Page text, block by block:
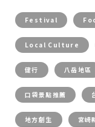
Festival
Local Culture
健行 八岳地區
口袋景點推薦
地方創生 宮崎